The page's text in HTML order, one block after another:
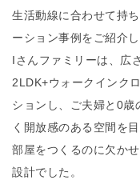
生活動線に合わせて持
ーション事例をご紹介し
Iさんファミリーは、広
2LDK+ウォークインク
ションし、ご夫婦と0歳
く開放感のある空間を
部屋をつくるのに欠か
設計でした。